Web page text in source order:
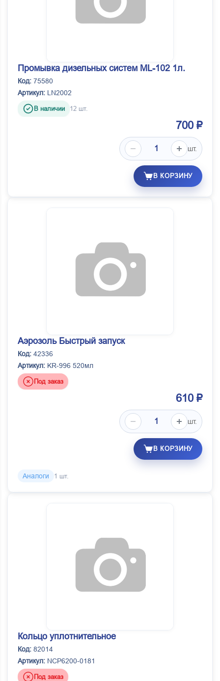
Промывка дизельных систем ML-102 1л.
Код: 75580
Артикул: LN2002
В наличии 12 шт.
700 ₽
шт.
В КОРЗИНУ
Аэрозоль Быстрый запуск
Код: 42336
Артикул: KR-996 520мл
Под заказ
610 ₽
шт.
В КОРЗИНУ
Аналоги 1 шт.
Кольцо уплотнительное
Код: 82014
Артикул: NCP6200-0181
Под заказ